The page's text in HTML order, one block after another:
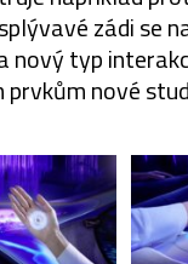
zádi se
nový typ
prvkům nové